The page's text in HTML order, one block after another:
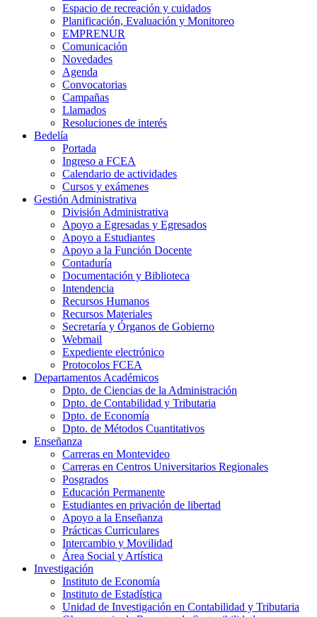
Espacio de recreación y cuidados
Planificación, Evaluación y Monitoreo
EMPRENUR
Comunicación
Novedades
Agenda
Convocatorias
Campañas
Llamados
Resoluciones de interés
Bedelía
Portada
Ingreso a FCEA
Calendario de actividades
Cursos y exámenes
Gestión Administrativa
División Administrativa
Apoyo a Egresadas y Egresados
Apoyo a Estudiantes
Apoyo a la Función Docente
Contaduría
Documentación y Biblioteca
Intendencia
Recursos Humanos
Recursos Materiales
Secretaría y Órganos de Gobierno
Webmail
Expediente electrónico
Protocolos FCEA
Departamentos Académicos
Dpto. de Ciencias de la Administración
Dpto. de Contabilidad y Tributaria
Dpto. de Economía
Dpto. de Métodos Cuantitativos
Enseñanza
Carreras en Montevideo
Carreras en Centros Universitarios Regionales
Posgrados
Educación Permanente
Estudiantes en privación de libertad
Apoyo a la Enseñanza
Prácticas Curriculares
Intercambio y Movilidad
Área Social y Artística
Investigación
Instituto de Economía
Instituto de Estadística
Unidad de Investigación en Contabilidad y Tributaria